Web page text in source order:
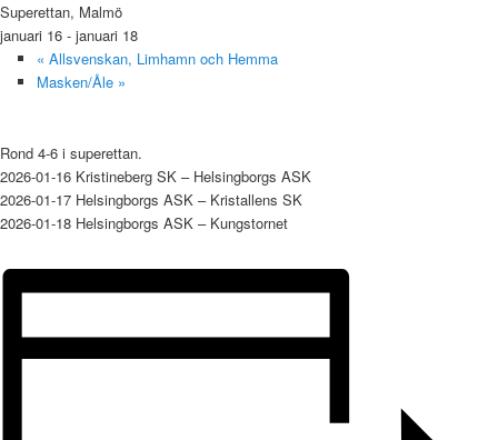
Superettan, Malmö
januari 16 - januari 18
« Allsvenskan, Limhamn och Hemma
Masken/Åle »
Rond 4-6 i superettan.
2026-01-16 Kristineberg SK – Helsingborgs ASK
2026-01-17 Helsingborgs ASK – Kristallens SK
2026-01-18 Helsingborgs ASK – Kungstornet